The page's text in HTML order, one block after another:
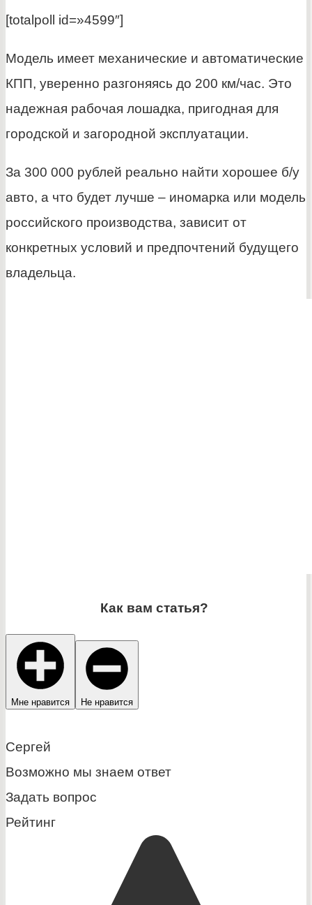
[totalpoll id=»4599″]
Модель имеет механические и автоматические
КПП, уверенно разгоняясь до 200 км/час. Это
надежная рабочая лошадка, пригодная для
городской и загородной эксплуатации.
За 300 000 рублей реально найти хорошее б/у
авто, а что будет лучше – иномарка или модель
российского производства, зависит от
конкретных условий и предпочтений будущего
владельца.
Как вам статья?
Мне нравится Не нравится
Сергей
Возможно мы знаем ответ
Задать вопрос
Рейтинг